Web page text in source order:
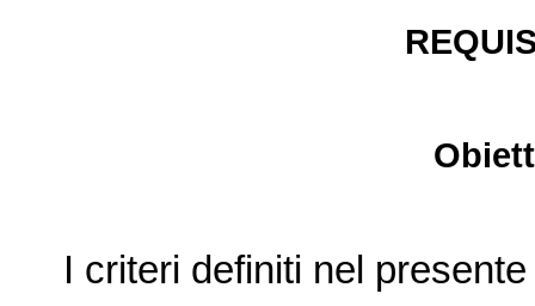
I criteri definiti nel presente